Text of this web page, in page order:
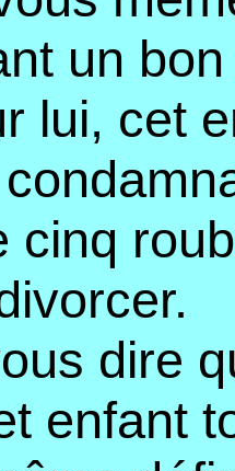
un
lui, cet
cinq
dire
enfant